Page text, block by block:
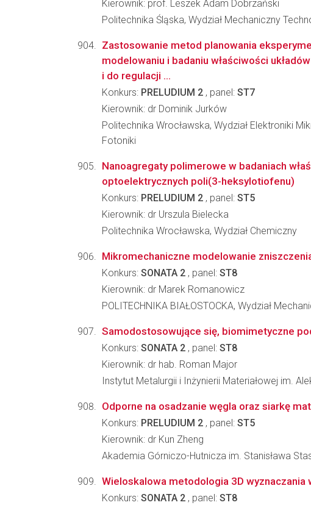
Kierownik: prof. Leszek Adam Dobrzański
Politechnika Śląska, Wydział Mechaniczny
Zastosowanie metod planowania
modelowaniu i badaniu właściwości
i do regulacji ...
Konkurs: PRELUDIUM 2 , panel: ST7
Kierownik: dr Dominik Jurków
Politechnika Wrocławska, Wydział Elektroniki
Fotoniki
Nanoagregaty polimerowe w badaniach
optoelektrycznych poli(3-heksylotiofenu)
Konkurs: PRELUDIUM 2 , panel: ST5
Kierownik: dr Urszula Bielecka
Politechnika Wrocławska, Wydział Chemiczny
Mikromechaniczne modelowanie
Konkurs: SONATA 2 , panel: ST8
Kierownik: dr Marek Romanowicz
POLITECHNIKA BIAŁOSTOCKA, Wydział
Samodostosowujące się, biomimetyczne
Konkurs: SONATA 2 , panel: ST8
Kierownik: dr hab. Roman Major
Instytut Metalurgii i Inżynierii Materiałowej im.
Odporne na osadzanie węgla oraz siarkę
Konkurs: PRELUDIUM 2 , panel: ST5
Kierownik: dr Kun Zheng
Akademia Górniczo-Hutnicza im. Stanisława
Wieloskalowa metodologia 3D
Konkurs: SONATA 2 , panel: ST8